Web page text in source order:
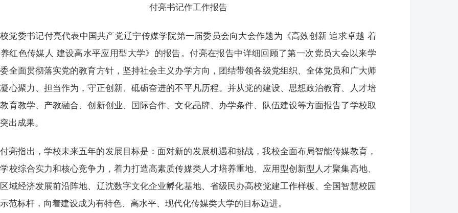
付亮书记作工作报告
校党委书记付亮代表中国共产党辽宁传媒学院第一届委员会向大会作题为《高效创新 追求卓越 着
红色传媒人 建设高水平应用型大学》的报告。付亮在报告中详细回顾了第一次党员大会以来学
全面贯彻落实党的教育方针，坚持社会主义办学方向，团结带领各级党组织、全体党员和广大师
心聚力、担当作为，守正创新、砥砺奋进的不平凡历程。并从党的建设、思想政治教育、人才培
育教学、产教融合、创新创业、国际合作、文化品牌、办学条件、队伍建设等方面报告了学校取
出成果。
付亮指出，学校未来五年的发展目标是：面对新的发展机遇和挑战，我校全面布局智能传媒教育，
校综合实力和核心竞争力，着力打造高素质传媒类人才培养重地、应用型创新型人才聚集高地、
域经济发展前沿阵地、辽沈数字文化企业孵化基地、省级民办高校党建工作样板、全国智慧校园
范标杆，向着建设成为有特色、高水平、现代化传媒类大学的目标迈进。